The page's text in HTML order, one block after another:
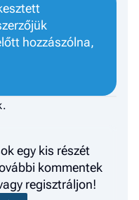
hozzászólna,
egy kis részét
kommentek
regisztráljon!